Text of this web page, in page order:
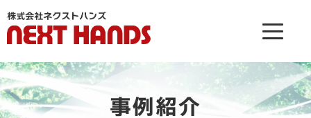
事例紹介